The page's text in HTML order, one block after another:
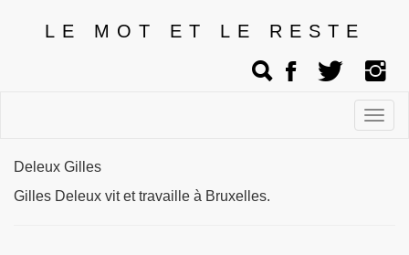
LE MOT ET LE RESTE
Deleux Gilles
Gilles Deleux vit et travaille à Bruxelles.